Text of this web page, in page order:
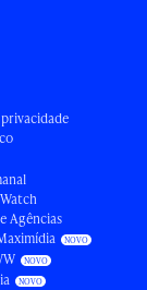
Agências